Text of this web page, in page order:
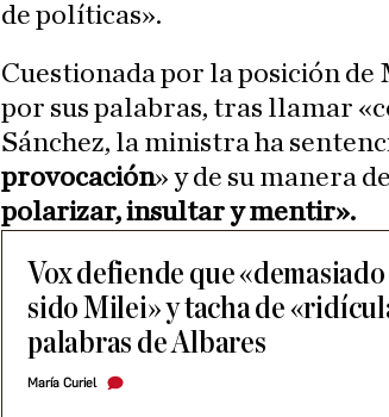
de políticas».
Cuestionada por la posición de
por sus palabras, tras llamar
Sánchez, la ministra ha
provocación» y de su manera
polarizar, insultar y mentir».
Vox defiende que
sido Milei» y tacha de
palabras de Albares
María Curiel